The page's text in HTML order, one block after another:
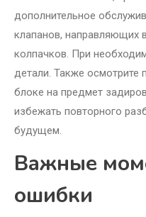
дополнительное
клапанов, направляющих
колпачков. При
детали. Также осмотрите
блоке на предмет
избежать повторного
будущем.
Важные
ошибки